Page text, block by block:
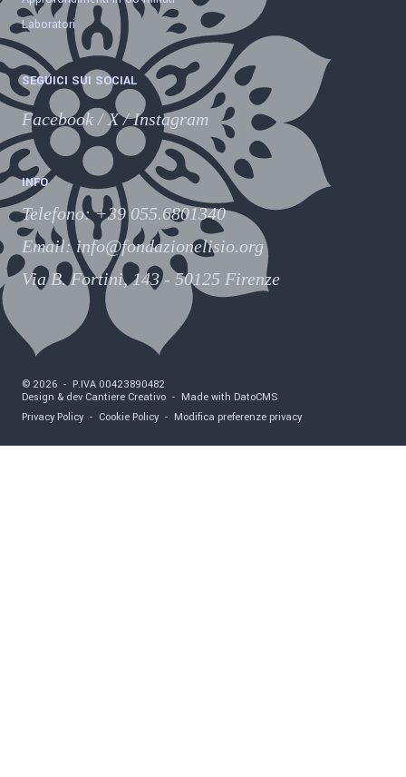
Laboratori
SEGUICI SUI SOCIAL
Facebook /X/Instagram
INFO
Telefono:+39 055.6801340
Email:info@fondazionelisio.org
Via B. Fortini, 143 - 50125 Firenze
© 2026 - P.IVA 00423890482
Design & dev Cantiere Creativo - Made with DatoCMS
Privacy Policy - Cookie Policy - Modifica preferenze privacy